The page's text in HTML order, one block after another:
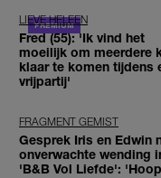
LIEVE HELEEN
Fred (55): 'Ik vind het
moeilijk om meerdere
klaar te komen tijdens
vrijpartij'
FRAGMENT GEMIST
Gesprek Iris en Edwin
onverwachte wending
'B&B Vol Liefde':